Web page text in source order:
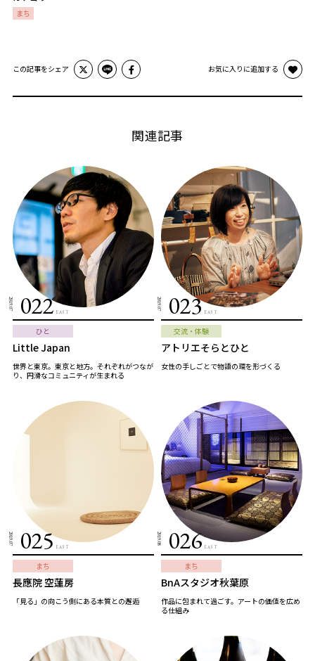
まち
この記事をシェア お気に入りに追加する
関連記事
2019.07 022 EAST
ひと
Little Japan
世界と東京。東京と地方。それぞれがつなが
り、円滑なコミュニティが生まれる
2019.07 023 EAST
交流・体験
アトリエそらとひと
女性の手しごとで物語の環を形づくる
2019.07 025 EAST
まち
長應院 空蓮房
「見る」の向こう側にある本質との邂逅
2019.08 026 EAST
まち
BnAスタジオ秋葉原
作品に包まれて過ごす。アートの価値を広め
る仕組み